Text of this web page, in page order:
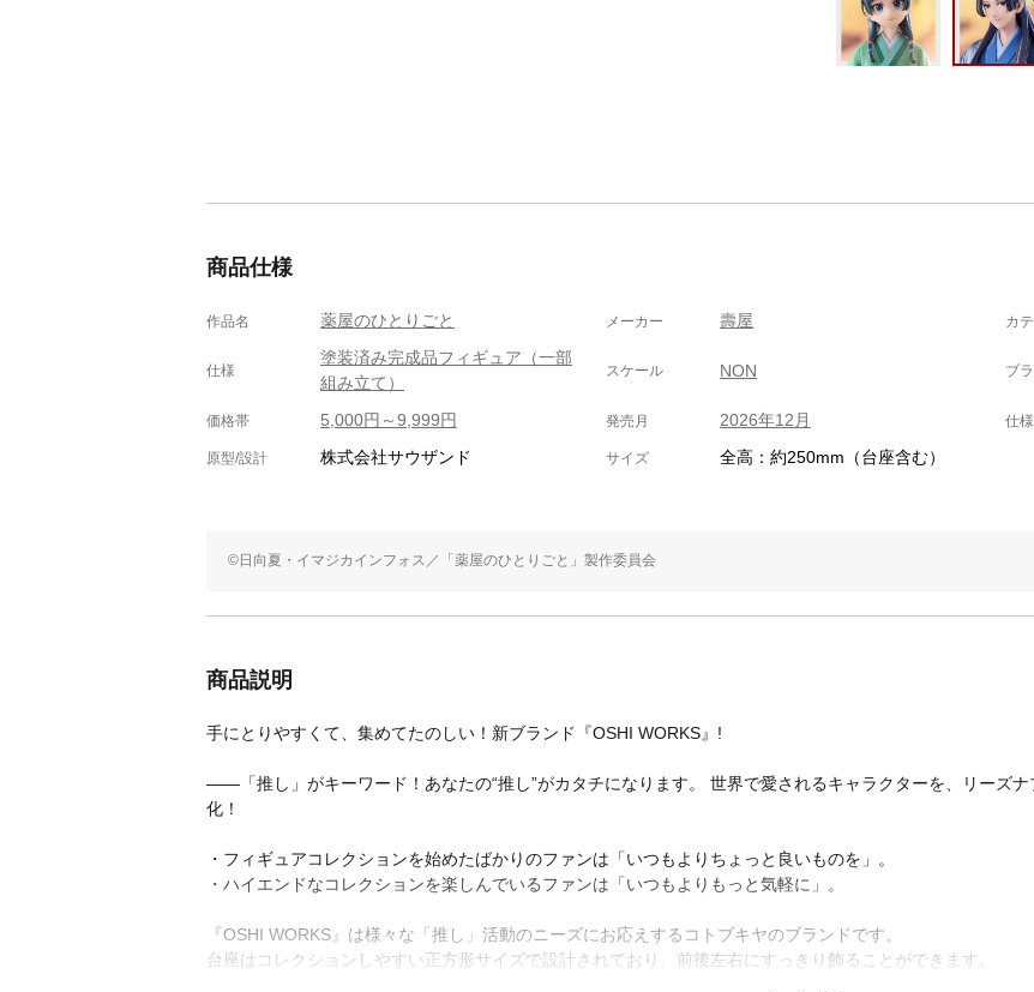
商品仕様
作品名 薬屋のひとりごと メーカー 壽屋 カ
仕様
塗装済み完成品フィギュア（一部
組み立て）
スケール NON ブ
価格帯 5,000円～9,999円 発売月 2026年12月 仕
原型/設計 株式会社サウザンド サイズ 全高：約250mm（台座含む）
©日向夏・イマジカインフォス／「薬屋のひとりごと」製作委員会
商品説明
手にとりやすくて、集めてたのしい！新ブランド『OSHI WORKS』!
――「推し」がキーワード！あなたの“推し”がカタチになります。 世界で愛されるキャラクターを、リーズ
化！
・フィギュアコレクションを始めたばかりのファンは「いつもよりちょっと良いものを」。
・ハイエンドなコレクションを楽しんでいるファンは「いつもよりもっと気軽に」。
『OSHI WORKS』は様々な「推し」活動のニーズにお応えするコトブキヤのブランドです。
台座はコレクションしやすい正方形サイズで設計されており、前後左右にすっきり飾ることができます。